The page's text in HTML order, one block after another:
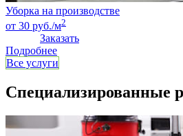
Уборка на производстве
от 30 руб./м2
Заказать
Подробнее
Все услуги
Специализированные